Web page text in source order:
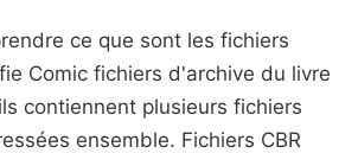
ce que sont les fichiers
Comic fichiers d'archive du livre
contiennent plusieurs fichiers
ensemble. Fichiers CBR